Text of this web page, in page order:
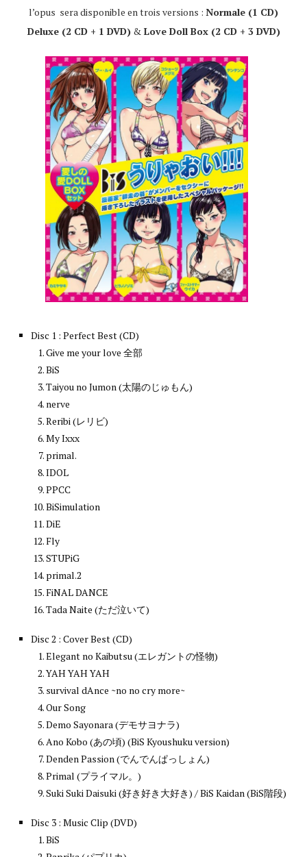
l’opus sera disponible en trois versions : Normale (1 CD)
Deluxe (2 CD + 1 DVD)&Love Doll Box (2 CD + 3 DVD)
Disc 1 : Perfect Best (CD)
Give me your love 全部
BiS
Taiyou no Jumon (太陽のじゅもん)
nerve
Reribi (レリビ)
My Ixxx
primal.
IDOL
PPCC
BiSimulation
DiE
Fly
STUPiG
primal.2
FiNAL DANCE
Tada Naite (ただ泣いて)
Disc 2 : Cover Best (CD)
Elegant no Kaibutsu (エレガントの怪物)
YAH YAH YAH
survival dAnce ~no no cry more~
Our Song
Demo Sayonara (デモサヨナラ)
Ano Kobo (あの頃) (BiS Kyoushuku version)
Denden Passion (でんでんぱっしょん)
Primal (プライマル。)
Suki Suki Daisuki (好き好き大好き) / BiS Kaidan (BiS階段)
Disc 3 : Music Clip (DVD)
BiS